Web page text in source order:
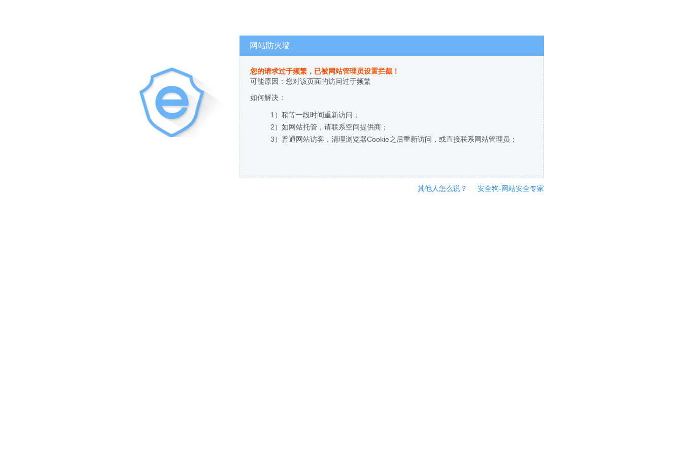
网站防火墙
您的请求过于频繁，已被网站管理员设置拦截！
可能原因：您对该页面的访问过于频繁
如何解决：
1）稍等一段时间重新访问；
2）如网站托管，请联系空间提供商；
3）普通网站访客，清理浏览器Cookie之后重新访问，或直接联系网站管理员；
其他人怎么说？ 安全狗-网站安全专家